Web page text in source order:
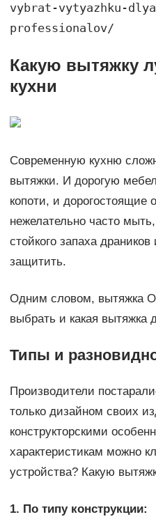
vybrat-vytyazhku-
professionalov/
Какую вытяжку
кухни
Современную кухню
вытяжки. И дорогую
копоти, и дорогостоящие
нежелательно часто
стойкого запаха
защитить.
Одним словом, вытяжка
выбрать и какая вытяжка
Типы и
Производители
только дизайном своих
конструкторскими
характеристикам можно
устройства? Какую
1. По типу конструкции: